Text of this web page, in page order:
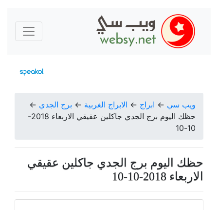
ويب سي ← ابراج ← الابراج الغربية ← برج الجدي ←
حظك اليوم برج الجدي جاكلين عقيقي الاربعاء 2018-
10-10
حظك اليوم برج الجدي جاكلين عقيقي
الاربعاء 2018-10-10